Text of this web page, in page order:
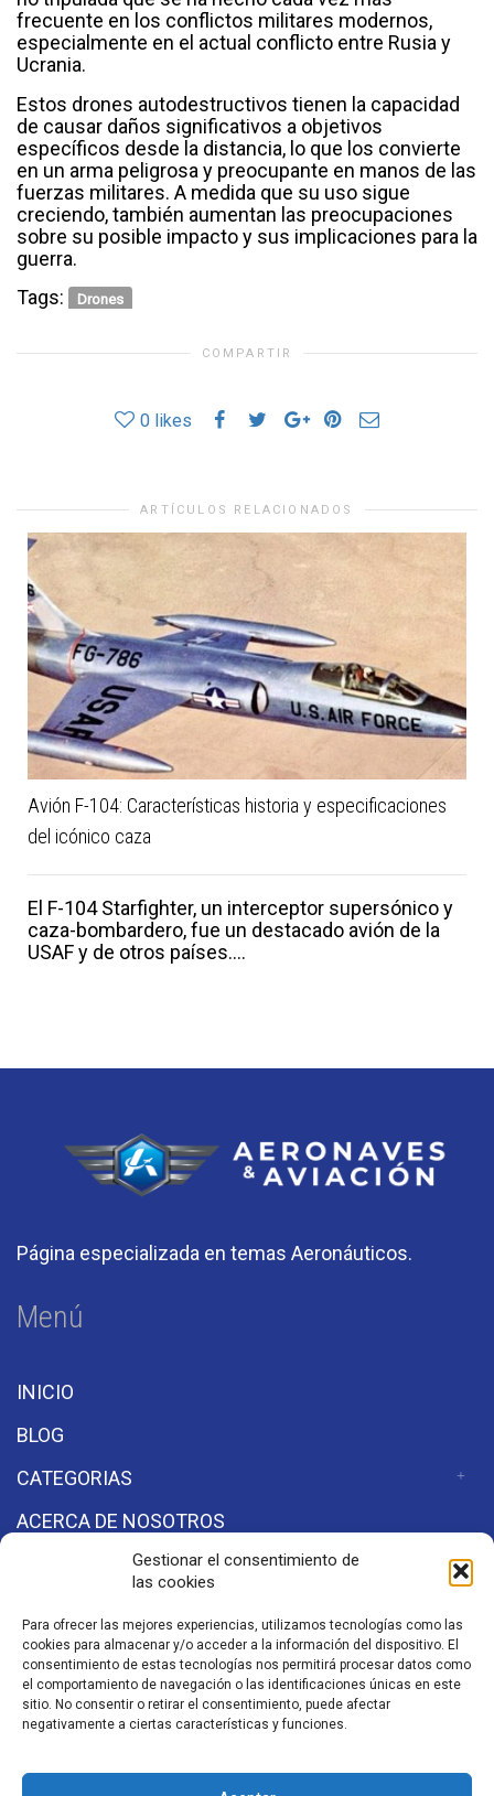
Gestionar el consentimiento de
las cookies
Para ofrecer las mejores experiencias, utilizamos tecnologías como las
cookies para almacenar y/o acceder a la información del dispositivo. El
consentimiento de estas tecnologías nos permitirá procesar datos como
el comportamiento de navegación o las identificaciones únicas en este
sitio. No consentir o retirar el consentimiento, puede afectar
negativamente a ciertas características y funciones.
frecuente en los conflictos militares modernos,
especialmente en el actual conflicto entre Rusia y
Ucrania.
Estos drones autodestructivos tienen la capacidad
de causar daños significativos a objetivos
específicos desde la distancia, lo que los convierte
en un arma peligrosa y preocupante en manos de las
fuerzas militares. A medida que su uso sigue
creciendo, también aumentan las preocupaciones
sobre su posible impacto y sus implicaciones para la
guerra.
Tags:
Drones
COMPARTIR
0 likes
ARTÍCULOS RELACIONADOS
Avión F-104: Características historia y especificaciones
del icónico caza
El F-104 Starfighter, un interceptor supersónico y
caza-bombardero, fue un destacado avión de la
USAF y de otros países....
Página especializada en temas Aeronáuticos.
Menú
INICIO
BLOG
CATEGORIAS
ACERCA DE NOSOTROS
Secciones
Aviso de Privacidad
©2026 Aeronaves y Aviación